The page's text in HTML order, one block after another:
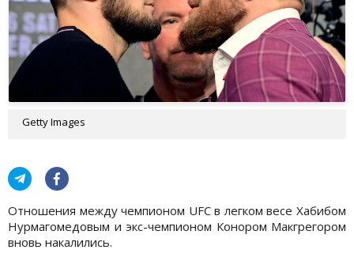
Getty Images
Отношения между чемпионом UFC в легком весе Хабибом
Нурмагомедовым и экс-чемпионом Конором Макгрегором
вновь накалились.